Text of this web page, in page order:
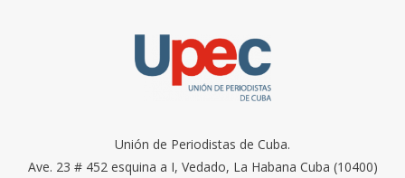
Unión de Periodistas de Cuba.
Ave. 23 # 452 esquina a I, Vedado, La Habana Cuba (10400)